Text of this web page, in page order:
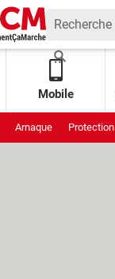
Mobile
Arnaque Protection